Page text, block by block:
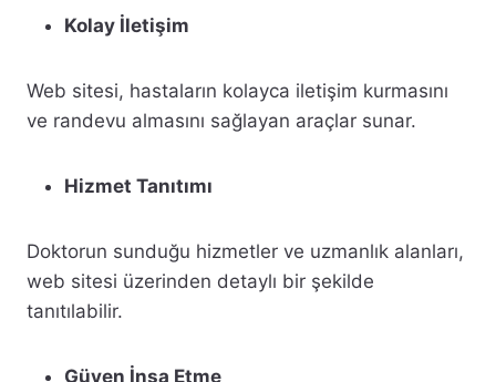
Kolay İletişim
Web sitesi, hastaların kolayca iletişim kurmasını
ve randevu almasını sağlayan araçlar sunar.
Hizmet Tanıtımı
Doktorun sunduğu hizmetler ve uzmanlık alanları,
web sitesi üzerinden detaylı bir şekilde
tanıtılabilir.
Güven İnşa Etme